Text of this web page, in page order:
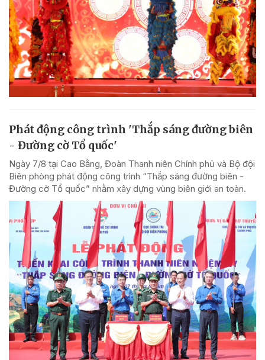
Phát động công trình 'Thắp sáng đường biên
- Đường cờ Tổ quốc'
Ngày 7/8 tại Cao Bằng, Đoàn Thanh niên Chính phủ và Bộ đội
Biên phòng phát động công trình “Thắp sáng đường biên -
Đường cờ Tổ quốc” nhằm xây dựng vùng biên giới an toàn.